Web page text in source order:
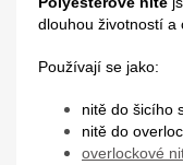
dlouhou životností a
Používají se jako:
nitě do šicího
nitě do
overlockové